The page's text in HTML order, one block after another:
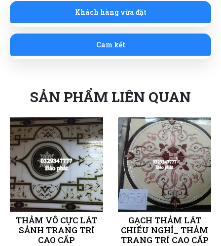
Khách hàng vừa đặt
Cam kết
SẢN PHẨM LIÊN QUAN
THẢM VÔ CỰC LÁT
SẢNH TRANG TRÍ
CAO CẤP
GẠCH THẢM LÁT
CHIẾU NGHỈ_ THẢM
TRANG TRÍ CAO CẤP